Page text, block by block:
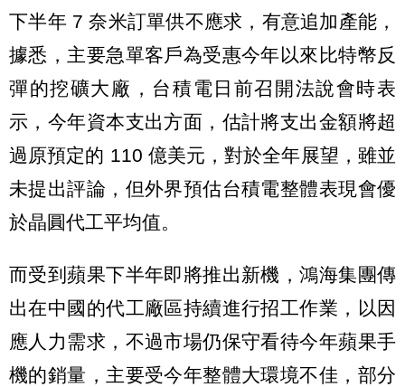
下半年 7 奈米訂單供不應求，有意追加產能，
據悉，主要急單客戶為受惠今年以來比特幣反
彈的挖礦大廠，台積電日前召開法說會時表
示，今年資本支出方面，估計將支出金額將超
過原預定的 110 億美元，對於全年展望，雖並
未提出評論，但外界預估台積電整體表現會優
於晶圓代工平均值。
而受到蘋果下半年即將推出新機，鴻海集團傳
出在中國的代工廠區持續進行招工作業，以因
應人力需求，不過市場仍保守看待今年蘋果手
機的銷量，主要受今年整體大環境不佳，部分